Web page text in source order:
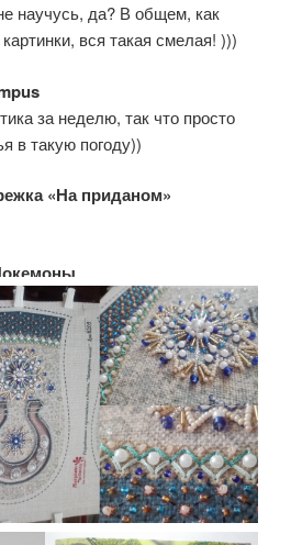
научусь, да? В общем, как
вся такая смелая! )))
за неделю, так что просто
в такую погоду))
«На приданом»